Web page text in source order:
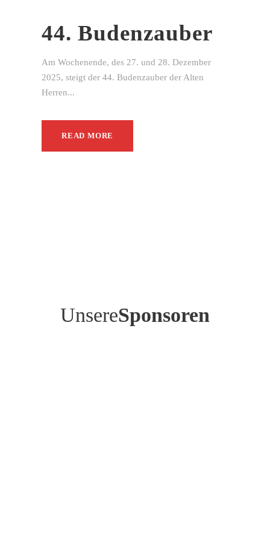
44. Budenzauber
Am Wochenende, des 27. und 28. Dezember
2025, steigt der 44. Budenzauber der Alten
Herren...
READ MORE
UnsereSponsoren